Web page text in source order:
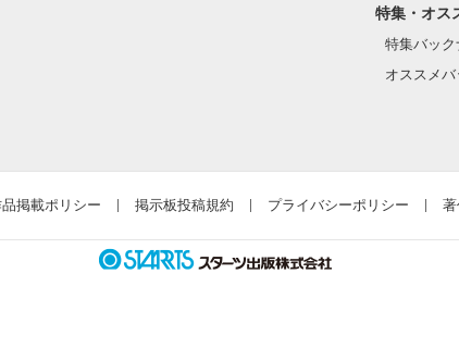
特集・オス
特集バッ
オススメ
掲載ポリシー 掲示板投稿規約 プライバシーポリシー